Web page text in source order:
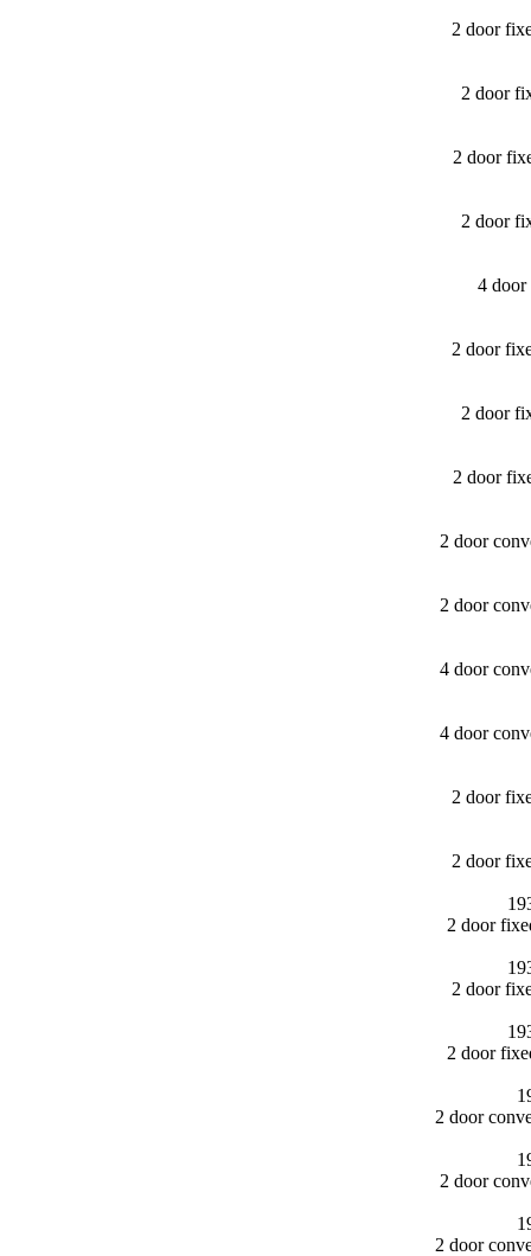
2 door
2 door
2 door
2 door
4 door
2 door
2 door
2 door
2 door
2 door
4 door
4 door
2 door
2 door
2 door
2 door
2 door
2 door
2 door
2 door